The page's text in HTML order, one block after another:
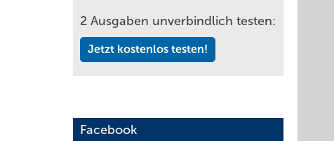
2 Ausgaben unverbindlich testen:
Jetzt kostenlos testen!
Facebook